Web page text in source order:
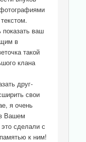
показать ваш
в
такой
клана
друг-
свои
я очень
Вашем
сделали с
к ним!